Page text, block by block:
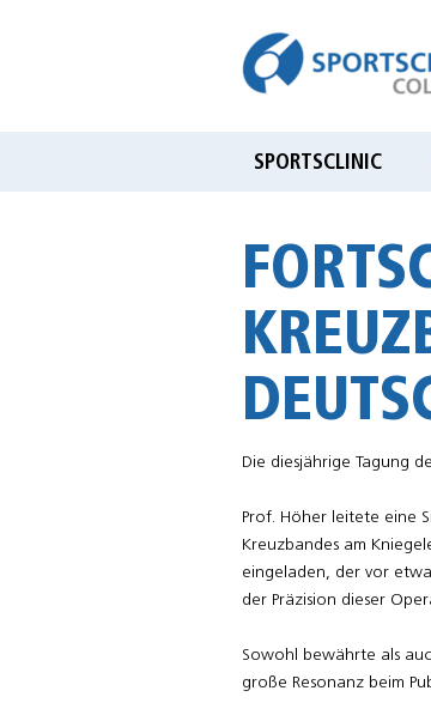
SPORTSCLINIC
Die diesjährige Tagung
Prof. Höher leitete eine
Kreuzbandes am
eingeladen, der vor
der Präzision dieser
Sowohl bewährte als
große Resonanz beim